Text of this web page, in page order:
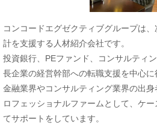
コンコードエグゼクティブグループは
計を支援する人材紹介会社です。
投資銀行、PEファンド、コンサルティ
長企業の経営幹部への転職支援を中心に
金融業界やコンサルティング業界の出
ロフェッショナルファームとして、ケ
てサポートをしています。